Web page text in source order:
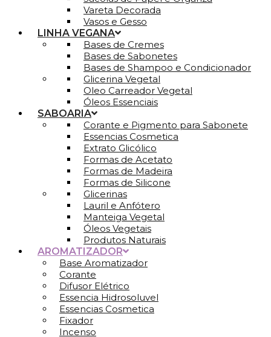
Vareta Decorada
Vasos e Gesso
LINHA VEGANA
Bases de Cremes
Bases de Sabonetes
Bases de Shampoo e Condicionador
Glicerina Vegetal
Oleo Carreador Vegetal
Óleos Essenciais
SABOARIA
Corante e Pigmento para Sabonete
Essencias Cosmetica
Extrato Glicólico
Formas de Acetato
Formas de Madeira
Formas de Silicone
Glicerinas
Lauril e Anfótero
Manteiga Vegetal
Óleos Vegetais
Produtos Naturais
AROMATIZADOR
Base Aromatizador
Corante
Difusor Elétrico
Essencia Hidrosoluvel
Essencias Cosmetica
Fixador
Incenso